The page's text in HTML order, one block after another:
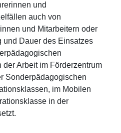
und
auch von
und Mitarbeitern oder
und Dauer des Einsatzes
der Arbeit im Förderzentrum
Sonderpädagogischen
im Mobilen
in der